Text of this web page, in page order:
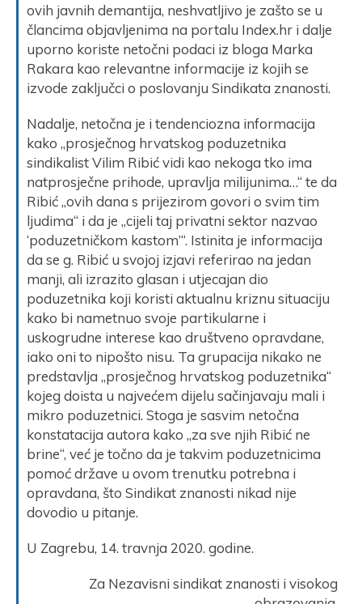
ovih javnih demantija, neshvatljivo je zašto se u
člancima objavljenima na portalu Index.hr i dalje
uporno koriste netočni podaci iz bloga Marka
Rakara kao relevantne informacije iz kojih se
izvode zaključci o poslovanju Sindikata znanosti.
Nadalje, netočna je i tendenciozna informacija
kako „prosječnog hrvatskog poduzetnika
sindikalist Vilim Ribić vidi kao nekoga tko ima
natprosječne prihode, upravlja milijunima…“ te da
Ribić „ovih dana s prijezirom govori o svim tim
ljudima“ i da je „cijeli taj privatni sektor nazvao
‘poduzetničkom kastom’“. Istinita je informacija
da se g. Ribić u svojoj izjavi referirao na jedan
manji, ali izrazito glasan i utjecajan dio
poduzetnika koji koristi aktualnu kriznu situaciju
kako bi nametnuo svoje partikularne i
uskogrudne interese kao društveno opravdane,
iako oni to nipošto nisu. Ta grupacija nikako ne
predstavlja „prosječnog hrvatskog poduzetnika“
kojeg doista u najvećem dijelu sačinjavaju mali i
mikro poduzetnici. Stoga je sasvim netočna
konstatacija autora kako „za sve njih Ribić ne
brine“, već je točno da je takvim poduzetnicima
pomoć države u ovom trenutku potrebna i
opravdana, što Sindikat znanosti nikad nije
dovodio u pitanje.
U Zagrebu, 14. travnja 2020. godine.
Za Nezavisni sindikat znanosti i visokog